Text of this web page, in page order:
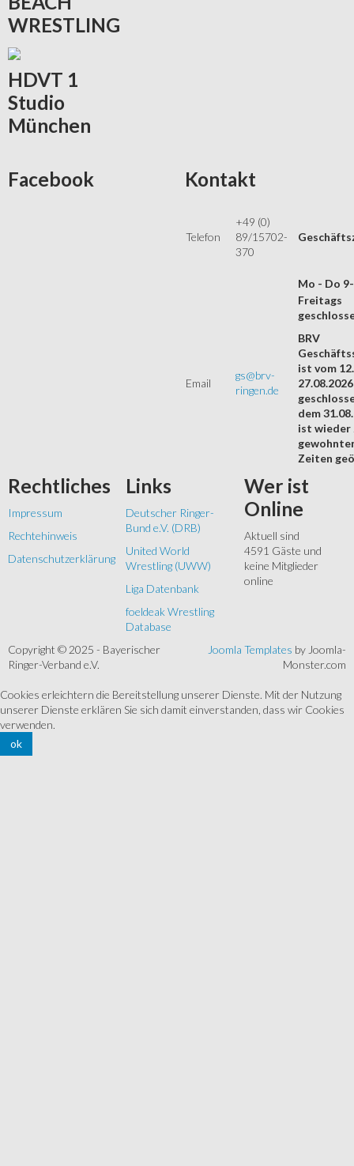
WRESTLING
HDVT 1
Studio
München
Facebook Kontakt
Telefon
+49 (0)
89/15702-
370
Mo - Do
Email
gs@brv-
ringen.de
Freitags
BRV
ist vom
27.08.2026
dem
ist wieder
Zeiten
Rechtliches
Impressum
Rechtehinweis
Datenschutzerklärung
Links
Deutscher Ringer-
Bund e.V. (DRB)
United World
Wrestling (UWW)
Liga Datenbank
foeldeak Wrestling
Database
Wer ist
Online
Aktuell sind
4591 Gäste und
keine Mitglieder
online
Copyright © 2025 - Bayerischer
Ringer-Verband e.V.
Joomla Templates by Joomla-
Monster.com
Cookies erleichtern die Bereitstellung unserer Dienste. Mit der Nutzung
unserer Dienste erklären Sie sich damit einverstanden, dass wir Cookies
verwenden.
ok